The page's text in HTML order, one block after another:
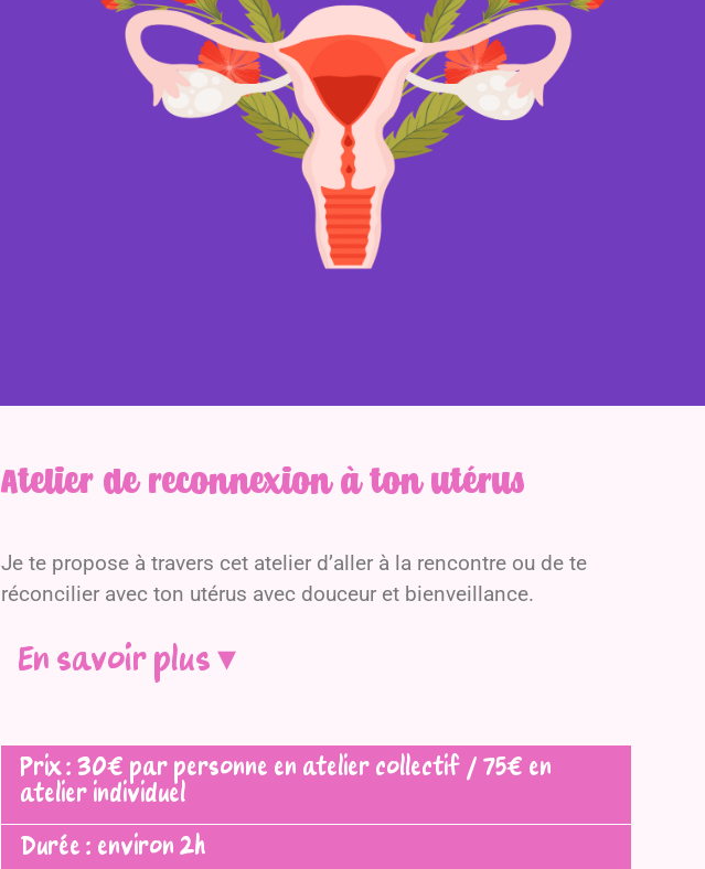
Atelier de reconnexion à ton utérus
Je te propose à travers cet atelier d’aller à la rencontre ou de te
réconcilier avec ton utérus avec douceur et bienveillance.
En savoir plus ▾
Prix : 30€ par personne en atelier collectif / 75€ en
atelier individuel
Durée : environ 2h